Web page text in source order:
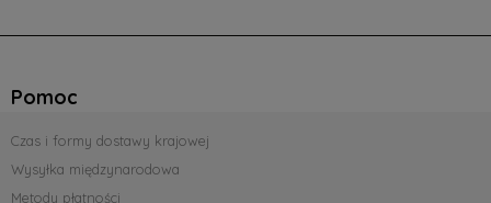
Pomoc
Czas i formy dostawy krajowej
Wysyłka międzynarodowa
Metody płatności